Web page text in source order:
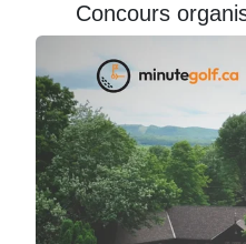
Concours
JE
M'INSCRIS!